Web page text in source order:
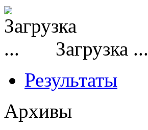
Загрузка ...
Результаты
Архивы